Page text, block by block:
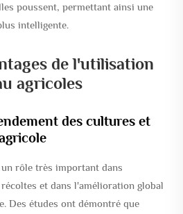
poussent, permettant ainsi une
intelligente.
de l'utilisation
agricoles
des cultures et
rôle très important dans
et dans l'amélioration global
Des études ont démontré que